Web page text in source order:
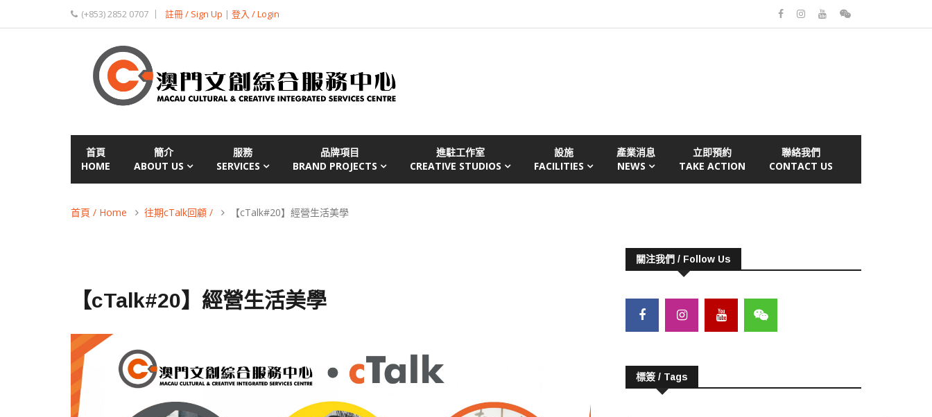
(+853) 2852 0707 註冊 / Sign Up | 登入 / Login
首頁
HOME
簡介
ABOUT US
服務
SERVICES
品牌項目
BRAND PROJECTS
進駐工作室
CREATIVE STUDIOS
設施
FACILITIES
產業消息
NEWS
立即預約
TAKE ACTION
聯絡我們
CONTACT US
首頁 / Home 往期cTalk回顧 / 【cTalk#20】經營生活美學
【cTalk#20】經營生活美學
關注我們 / Follow Us
標簽 / Tags